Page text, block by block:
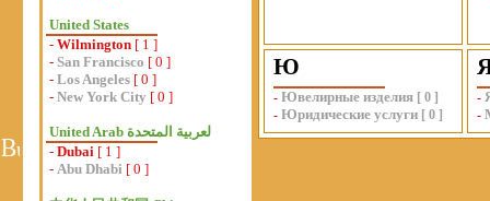
United States
- Wilmington [ 1 ]
- San Francisco [ 0 ]
- Los Angeles [ 0 ]
- New York City [ 0 ]
- Dubai [ 1 ]
- Abu Dhabi [ 0 ]
Ю
- Ювелирные изделия [ 0 ]
- Юридические услуги [ 0 ]
-
-